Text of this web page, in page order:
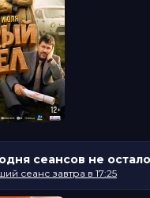
сеансов не
сеанс завтра в 17:25